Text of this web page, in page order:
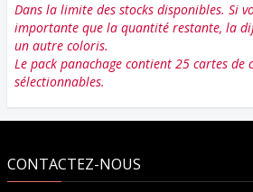
Dans la limite des stocks disponibles. Si
importante que la quantité restante, la
un autre coloris.
Le pack panachage contient 25 cartes
sélectionnables.
CONTACTEZ-NOUS